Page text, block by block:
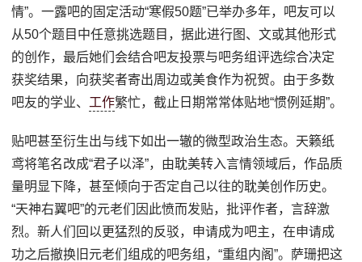
情”。一露吧的固定活动“寒假50题”已举办多年，吧友可以
从50个题目中任意挑选题目，据此进行图、文或其他形式
的创作，最后她们会结合吧友投票与吧务组评选综合决定
获奖结果，向获奖者寄出周边或美食作为祝贺。由于多数
吧友的学业、 工作繁忙，截止日期常常体贴地“惯例延期”。
贴吧甚至衍生出与线下如出一辙的微型政治生态。天籁纸
鸢将笔名改成“君子以泽”，由耽美转入言情领域后，作品质
量明显下降，甚至倾向于否定自己以往的耽美创作历史。
“天神右翼吧”的元老们因此愤而发贴，批评作者，言辞激
烈。新人们回以更猛烈的反驳，申请成为吧主，在申请成
功之后撤换旧元老们组成的吧务组，“重组内阁”。萨珊把这